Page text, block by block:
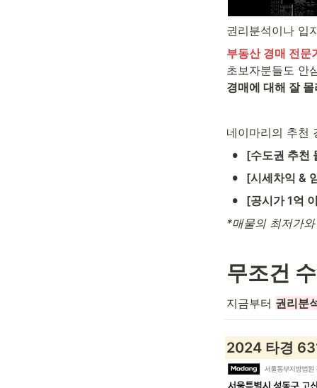
권리분석이나 입
부동산 경매 전문
초보자분들도 안
경매에 대해 잘
네이마리의 추천
• [수도권 추천
• [시세차익 &
•
[공시가 1억
*매물의 최저가
무조건
지금부터 권리분
2024 타경